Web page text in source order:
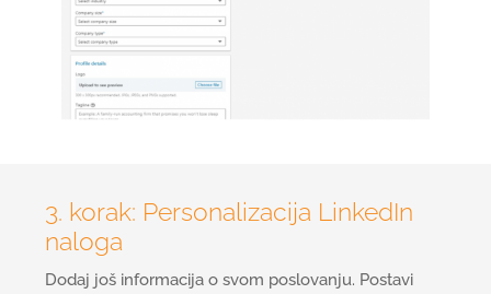
3. korak: Personalizacija LinkedIn
naloga
Dodaj još informacija o svom poslovanju. Postavi